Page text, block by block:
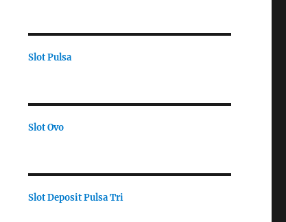
Slot Pulsa
Slot Ovo
Slot Deposit Pulsa Tri